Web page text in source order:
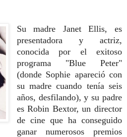
Su madre Janet Ellis, es
presentadora y actriz,
conocida por el exitoso
programa "Blue Peter"
(donde Sophie apareció con
su madre cuando tenía seis
años, desfilando), y su padre
es Robin Bextor, un director
de cine que ha conseguido
ganar numerosos premios